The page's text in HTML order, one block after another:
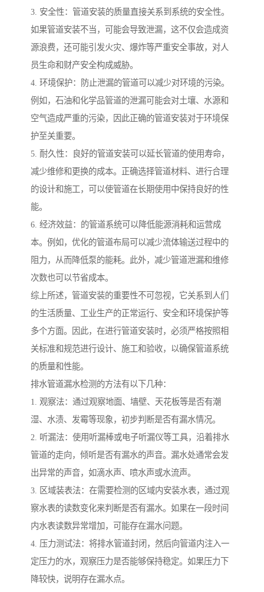
3. 安全性：管道安装的质量直接关系到系统的安全性。
如果管道安装不当，可能会导致泄漏，这不仅会造成资
源浪费，还可能引发火灾、爆炸等严重安全事故，对人
员生命和财产安全构成威胁。
4. 环境保护：防止泄漏的管道可以减少对环境的污染。
例如，石油和化学品管道的泄漏可能会对土壤、水源和
空气造成严重的污染，因此正确的管道安装对于环境保
护至关重要。
5. 耐久性：良好的管道安装可以延长管道的使用寿命，
减少维修和更换的成本。正确选择管道材料、进行合理
的设计和施工，可以使管道在长期使用中保持良好的性
能。
6. 经济效益：的管道系统可以降低能源消耗和运营成
本。例如，优化的管道布局可以减少流体输送过程中的
阻力，从而降低泵的能耗。此外，减少管道泄漏和维修
次数也可以节省成本。
综上所述，管道安装的重要性不可忽视，它关系到人们
的生活质量、工业生产的正常运行、安全和环境保护等
多个方面。因此，在进行管道安装时，必须严格按照相
关标准和规范进行设计、施工和验收，以确保管道系统
的质量和性能。
排水管道漏水检测的方法有以下几种：
1. 观察法：通过观察地面、墙壁、天花板等是否有潮
湿、水渍、发霉等现象，初步判断是否有漏水情况。
2. 听漏法：使用听漏棒或电子听漏仪等工具，沿着排水
管道的走向，倾听是否有漏水的声音。漏水处通常会发
出异常的声音，如滴水声、喷水声或水流声。
3. 区域装表法：在需要检测的区域内安装水表，通过观
察水表的读数变化来判断是否有漏水。如果在一段时间
内水表读数异常增加，可能存在漏水问题。
4. 压力测试法：将排水管道封闭，然后向管道内注入一
定压力的水，观察压力是否能够保持稳定。如果压力下
降较快，说明存在漏水点。